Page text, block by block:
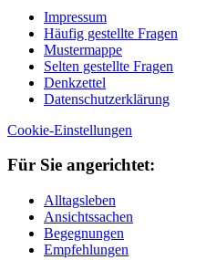
Im­pres­sum
Häu­fig ge­stell­te Fra­gen
Mu­ster­map­pe
Sel­ten ge­stell­te Fra­gen
Denk­zet­tel
Da­ten­schutz­er­klä­rung
Cookie-Einstellungen
Für Sie an­ge­rich­tet:
Alltagsleben
Ansichtssachen
Begegnungen
Empfehlungen